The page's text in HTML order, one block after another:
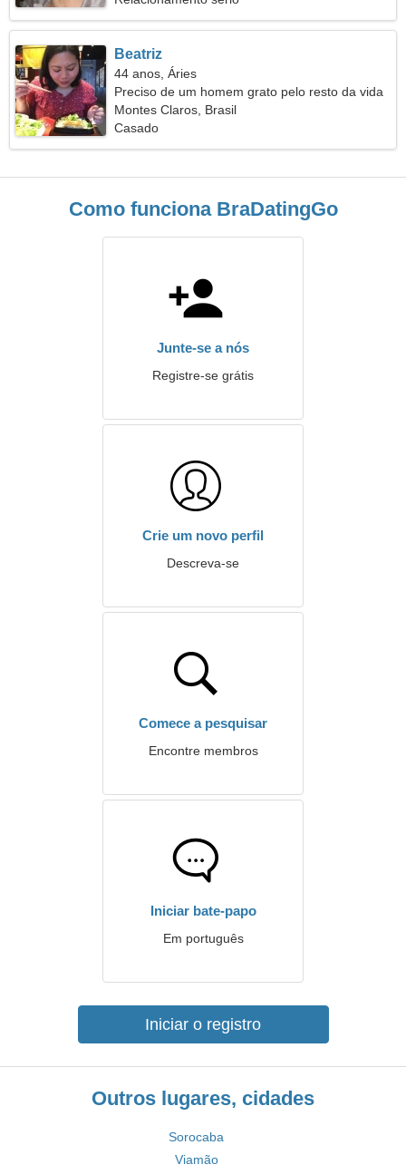
Beatriz
44 anos, Áries
Preciso de um homem grato pelo resto da vida
Montes Claros, Brasil
Casado
Como funciona BraDatingGo
Junte-se a nós
Registre-se grátis
Crie um novo perfil
Descreva-se
Comece a pesquisar
Encontre membros
Iniciar bate-papo
Em português
Iniciar o registro
Outros lugares, cidades
Sorocaba
Viamão